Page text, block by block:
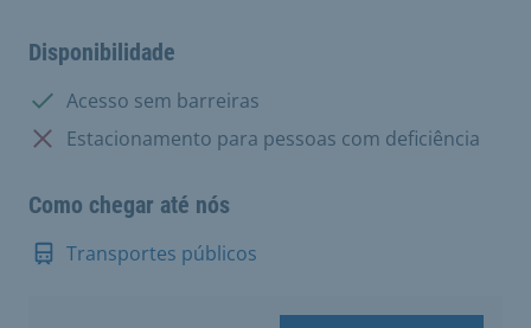
Disponibilidade
Disponível:
Acesso sem barreiras
Não disponível:
Estacionamento para pessoas com deficiência
Como chegar até nós
Transportes públicos